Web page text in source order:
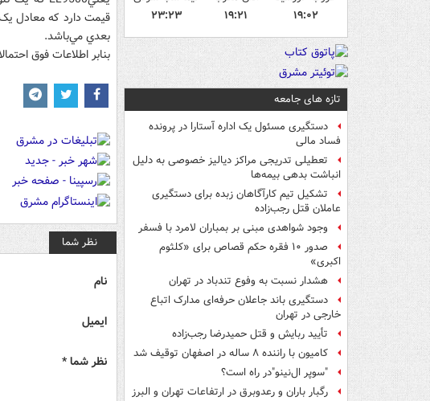
۱۹:۰۲
۱۹:۲۱
۲۳:۲۳
تازه های جامعه
دستگیری مسئول یک اداره آستارا در پرونده
فساد مالی
تعطیلی تدریجی مراکز دیالیز خصوصی به دلیل
انباشت بدهی بیمه‌ها
تشکیل تیم کارآگاهان زبده برای دستگیری
عاملان قتل رجب‌زاده
وجود شواهدی مبنی بر بمباران لامرد با فسفر
صدور ۱۰ فقره حکم قصاص برای «کلثوم
اکبری»
هشدار نسبت به وفوع تندباد در تهران
دستگیری باند جاعلان حرفه‌ای مدارک اتباع
خارجی در تهران
تأیید ربایش و قتل حمیدرضا رجب‌زاده
کامیون با راننده ۸ ساله در اصفهان توقیف شد
"سوپر ال‌نینو"در راه است؟
رگبار باران و رعدوبرق در ارتفاعات تهران و البرز
بعدي مي‌باشد.
بنابر اطلاعات فوق احتمالا اين دستگاه 9/2 ميلي‌متري بايد
نظر شما
نام
ایمیل
نظر شما *